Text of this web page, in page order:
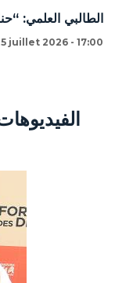
الطالبي العلمي:
juillet 2026 - 17:00